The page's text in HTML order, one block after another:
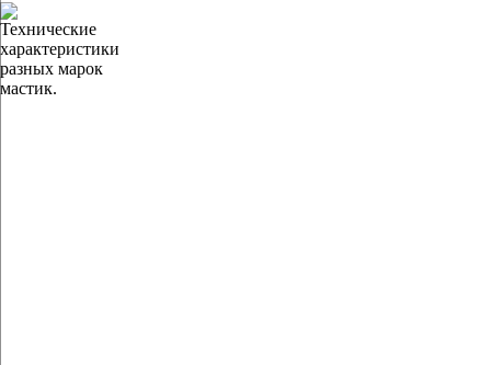
Технические
характеристики
разных марок
мастик.